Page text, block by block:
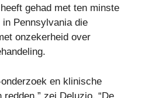
gehad met ten minste
Pennsylvania die
onzekerheid over
en klinische
zei Deluzio. “De